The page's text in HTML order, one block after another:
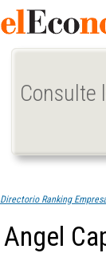
Consulte
Directorio Ranking
Angel